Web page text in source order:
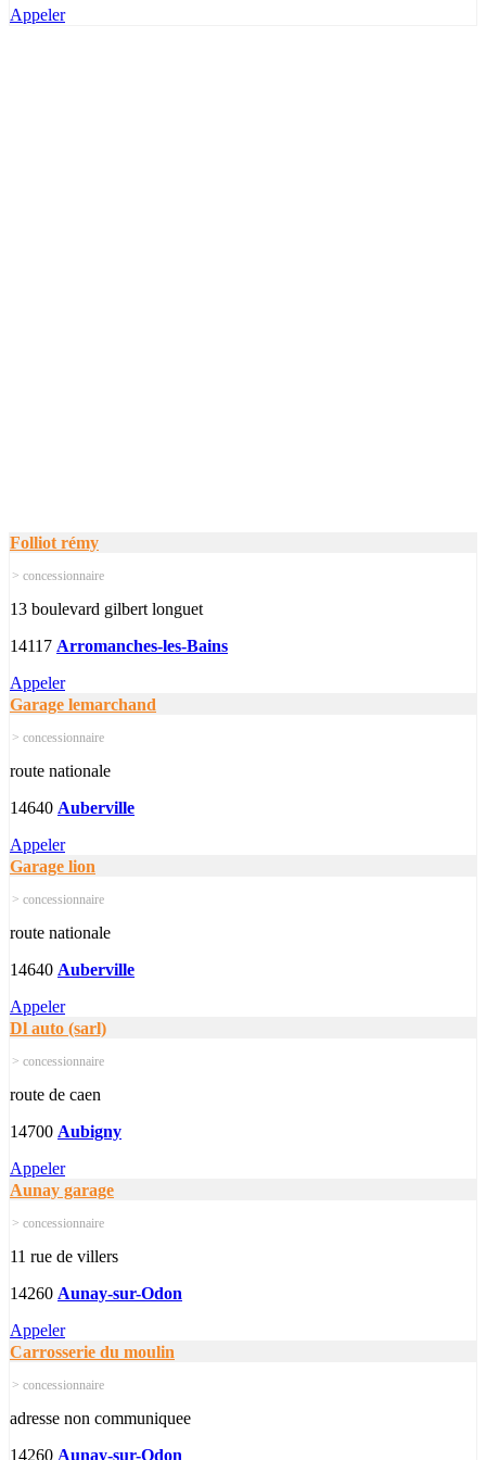
Appeler
Folliot rémy
> concessionnaire
13 boulevard gilbert longuet
14117 Arromanches-les-Bains
Appeler
Garage lemarchand
> concessionnaire
route nationale
14640 Auberville
Appeler
Garage lion
> concessionnaire
route nationale
14640 Auberville
Appeler
Dl auto (sarl)
> concessionnaire
route de caen
14700 Aubigny
Appeler
Aunay garage
> concessionnaire
11 rue de villers
14260 Aunay-sur-Odon
Appeler
Carrosserie du moulin
> concessionnaire
adresse non communiquee
14260 Aunay-sur-Odon